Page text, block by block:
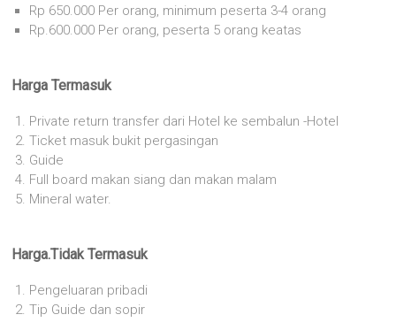
Rp 650.000 Per orang, minimum peserta 3-4 orang
Rp.600.000 Per orang, peserta 5 orang keatas
Harga Termasuk
Private return transfer dari Hotel ke sembalun -Hotel
Ticket masuk bukit pergasingan
Guide
Full board makan siang dan makan malam
Mineral water.
Harga.Tidak Termasuk
Pengeluaran pribadi
Tip Guide dan sopir